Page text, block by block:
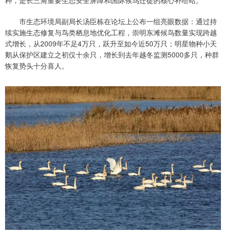
市生态环境局副局长汤臣栋在论坛上公布一组亮眼数据：通过持
续实施生态修复与鸟类栖息地优化工程，崇明东滩候鸟数量实现跨越
式增长，从2009年不足4万只，跃升至如今近50万只；明星物种小天
鹅从保护区建立之初仅十余只，增长到去年越冬监测5000多只，种群
恢复势头十分喜人。